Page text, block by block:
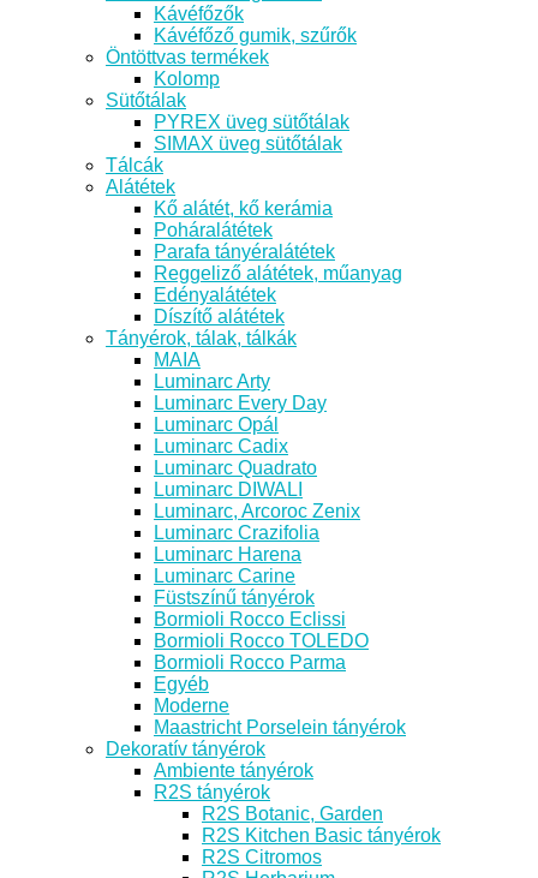
Kávéfőzők
Kávéfőző gumik, szűrők
Öntöttvas termékek
Kolomp
Sütőtálak
PYREX üveg sütőtálak
SIMAX üveg sütőtálak
Tálcák
Alátétek
Kő alátét, kő kerámia
Poháralátétek
Parafa tányéralátétek
Reggeliző alátétek, műanyag
Edényalátétek
Díszítő alátétek
Tányérok, tálak, tálkák
MAIA
Luminarc Arty
Luminarc Every Day
Luminarc Opál
Luminarc Cadix
Luminarc Quadrato
Luminarc DIWALI
Luminarc, Arcoroc Zenix
Luminarc Crazifolia
Luminarc Harena
Luminarc Carine
Füstszínű tányérok
Bormioli Rocco Eclissi
Bormioli Rocco TOLEDO
Bormioli Rocco Parma
Egyéb
Moderne
Maastricht Porselein tányérok
Dekoratív tányérok
Ambiente tányérok
R2S tányérok
R2S Botanic, Garden
R2S Kitchen Basic tányérok
R2S Citromos